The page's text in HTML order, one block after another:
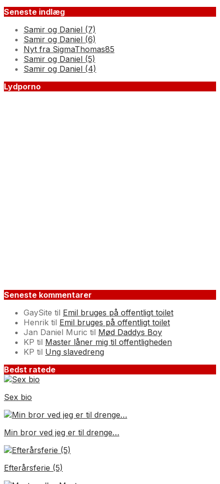
Seneste indlæg
Samir og Daniel (7)
Samir og Daniel (6)
Nyt fra SigmaThomas85
Samir og Daniel (5)
Samir og Daniel (4)
Lydporno
Seneste kommentarer
GaySite til Emil bruges på offentligt toilet
Henrik til Emil bruges på offentligt toilet
Jan Daniel Muric til Mød Daddys Boy
KP til Master låner mig til offentligheden
KP til Ung slavedreng
Bedst ratede
Sex bio
Min bror ved jeg er til drenge…
Efterårsferie (5)